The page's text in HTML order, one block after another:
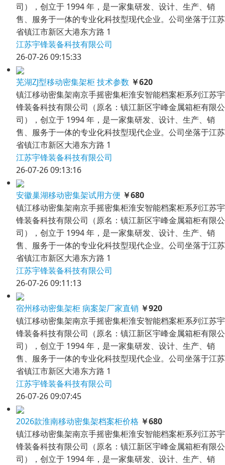
司），创立于 1994 年，是一家集研发、设计、生产、销
售、服务于一体的专业化科技型现代企业。公司坐落于江苏
省镇江市新区大港东方路 1
江苏宇锋装备科技有限公司
26-07-26 09:15:33
芜湖ZJ型移动密集架柜 技术参数 ￥620
镇江移动密集架南京手摇密集柜淮安智能档案柜系列江苏宇
锋装备科技有限公司（原名：镇江新区宇峰金属箱柜有限公
司），创立于 1994 年，是一家集研发、设计、生产、销
售、服务于一体的专业化科技型现代企业。公司坐落于江苏
省镇江市新区大港东方路 1
江苏宇锋装备科技有限公司
26-07-26 09:13:16
安徽巢湖移动密集架试用方便 ￥680
镇江移动密集架南京手摇密集柜淮安智能档案柜系列江苏宇
锋装备科技有限公司（原名：镇江新区宇峰金属箱柜有限公
司），创立于 1994 年，是一家集研发、设计、生产、销
售、服务于一体的专业化科技型现代企业。公司坐落于江苏
省镇江市新区大港东方路 1
江苏宇锋装备科技有限公司
26-07-26 09:11:13
宿州移动密集架柜 病案架厂家直销 ￥920
镇江移动密集架南京手摇密集柜淮安智能档案柜系列江苏宇
锋装备科技有限公司（原名：镇江新区宇峰金属箱柜有限公
司），创立于 1994 年，是一家集研发、设计、生产、销
售、服务于一体的专业化科技型现代企业。公司坐落于江苏
省镇江市新区大港东方路 1
江苏宇锋装备科技有限公司
26-07-26 09:07:45
2026款淮南移动密集架档案柜价格 ￥680
镇江移动密集架南京手摇密集柜淮安智能档案柜系列江苏宇
锋装备科技有限公司（原名：镇江新区宇峰金属箱柜有限公
司），创立于 1994 年，是一家集研发、设计、生产、销